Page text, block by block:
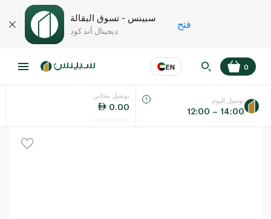
سبينس - تسوق البقالة
ديجيتال آند كود
فتح
EN
اللغة عر
0
توصيل مجاني
0.00
توصيل اليوم
12:00 – 14:00